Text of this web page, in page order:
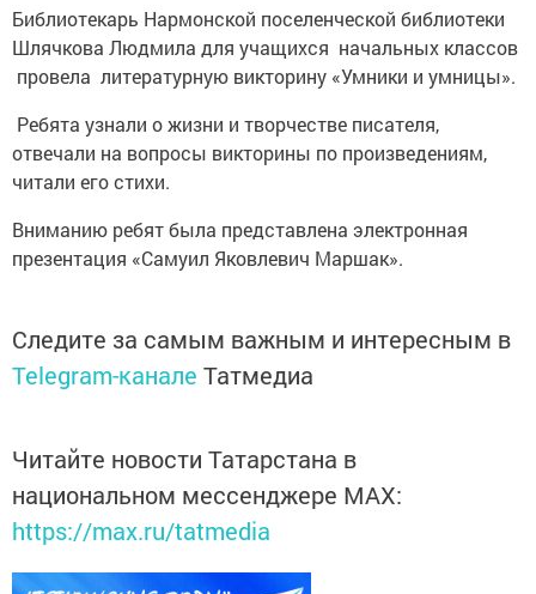
Библиотекарь Нармонской поселенческой библиотеки
Шлячкова Людмила для учащихся начальных классов
провела литературную викторину «Умники и умницы».
Ребята узнали о жизни и творчестве писателя,
отвечали на вопросы викторины по произведениям,
читали его стихи.
Вниманию ребят была представлена электронная
презентация «Самуил Яковлевич Маршак».
Следите за самым важным и интересным в
Telegram-канале Татмедиа
Читайте новости Татарстана в
национальном мессенджере MАХ:
https://max.ru/tatmedia